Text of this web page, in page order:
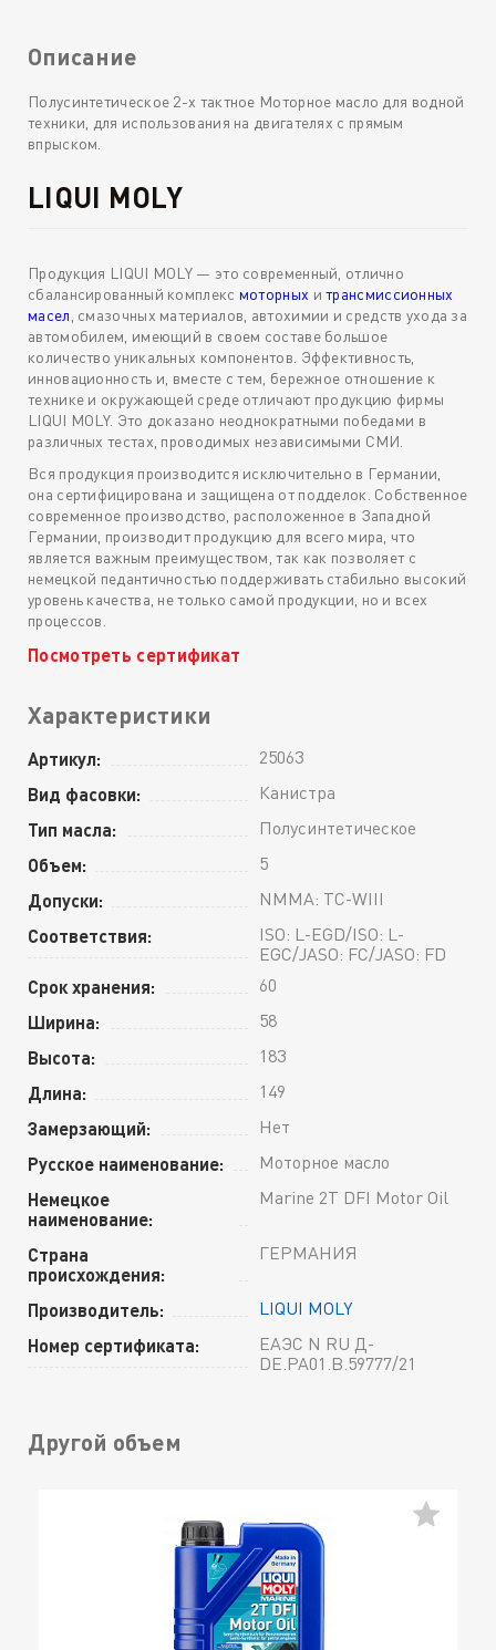
Описание
Полусинтетическое 2-х тактное Моторное масло для водной
техники, для использования на двигателях с прямым
впрыском.
LIQUI MOLY
Продукция LIQUI MOLY — это современный, отлично
сбалансированный комплекс моторных итрансмиссионных
масел , смазочных материалов, автохимии и средств ухода за
автомобилем, имеющий в своем составе большое
количество уникальных компонентов. Эффективность,
инновационность и, вместе с тем, бережное отношение к
технике и окружающей среде отличают продукцию фирмы
LIQUI MOLY. Это доказано неоднократными победами в
различных тестах, проводимых независимыми СМИ.
Вся продукция производится исключительно в Германии,
она сертифицирована и защищена от подделок. Собственное
современное производство, расположенное в Западной
Германии, производит продукцию для всего мира, что
является важным преимуществом, так как позволяет с
немецкой педантичностью поддерживать стабильно высокий
уровень качества, не только самой продукции, но и всех
процессов.
Посмотреть сертификат
Характеристики
Артикул: 25063
Вид фасовки: Канистра
Тип масла: Полусинтетическое
Объем: 5
Допуски: NMMA: TC-WIII
Соответствия:
ISO: L-EGD/ISO: L-
EGC/JASO: FC/JASO: FD
Срок хранения: 60
Ширина: 58
Высота: 183
Длина: 149
Замерзающий: Нет
Русское наименование: Моторное масло
Немецкое
наименование:
Marine 2T DFI Motor Oil
Страна
происхождения:
ГЕРМАНИЯ
Производитель: LIQUI MOLY
Номер сертификата:
ЕАЭС N RU Д-
DE.РА01.В.59777/21
Другой объем